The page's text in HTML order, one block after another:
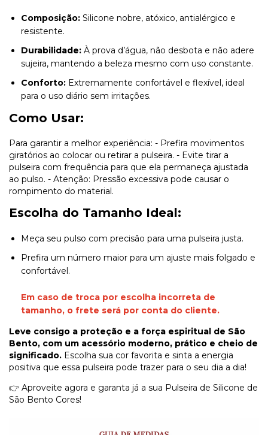
Composição: Silicone nobre, atóxico, antialérgico e
resistente.
Durabilidade: À prova d’água, não desbota e não adere
sujeira, mantendo a beleza mesmo com uso constante.
Conforto: Extremamente confortável e flexível, ideal
para o uso diário sem irritações.
Como Usar:
Para garantir a melhor experiência: - Prefira movimentos
giratórios ao colocar ou retirar a pulseira. - Evite tirar a
pulseira com frequência para que ela permaneça ajustada
ao pulso. - Atenção: Pressão excessiva pode causar o
rompimento do material.
Escolha do Tamanho Ideal:
Meça seu pulso com precisão para uma pulseira justa.
Prefira um número maior para um ajuste mais folgado e
confortável.
Em caso de troca por escolha incorreta de
tamanho, o frete será por conta do cliente.
Leve consigo a proteção e a força espiritual de São
Bento, com um acessório moderno, prático e cheio de
significado. Escolha sua cor favorita e sinta a energia
positiva que essa pulseira pode trazer para o seu dia a dia!
👉 Aproveite agora e garanta já a sua Pulseira de Silicone de
São Bento Cores!